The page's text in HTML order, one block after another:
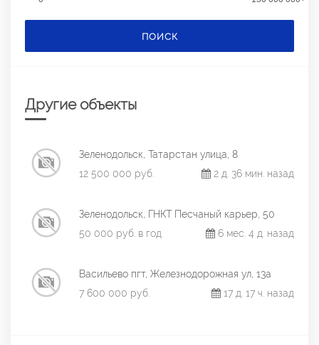
ПОИСК
Другие объекты
Зеленодольск, Татарстан улица, 8
12 500 000 руб.
2 д. 36 мин. назад
Зеленодольск, ГНКТ Песчаный карьер, 50
50 000 руб. в год
6 мес. 4 д. назад
Васильево пгт, Железнодорожная ул, 13а
7 600 000 руб.
17 д. 17 ч. назад